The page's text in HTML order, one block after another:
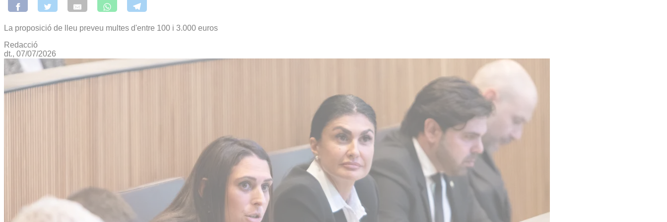
La proposició de lleu preveu multes d'entre 100 i 3.000 euros
Redacció
dt., 07/07/2026